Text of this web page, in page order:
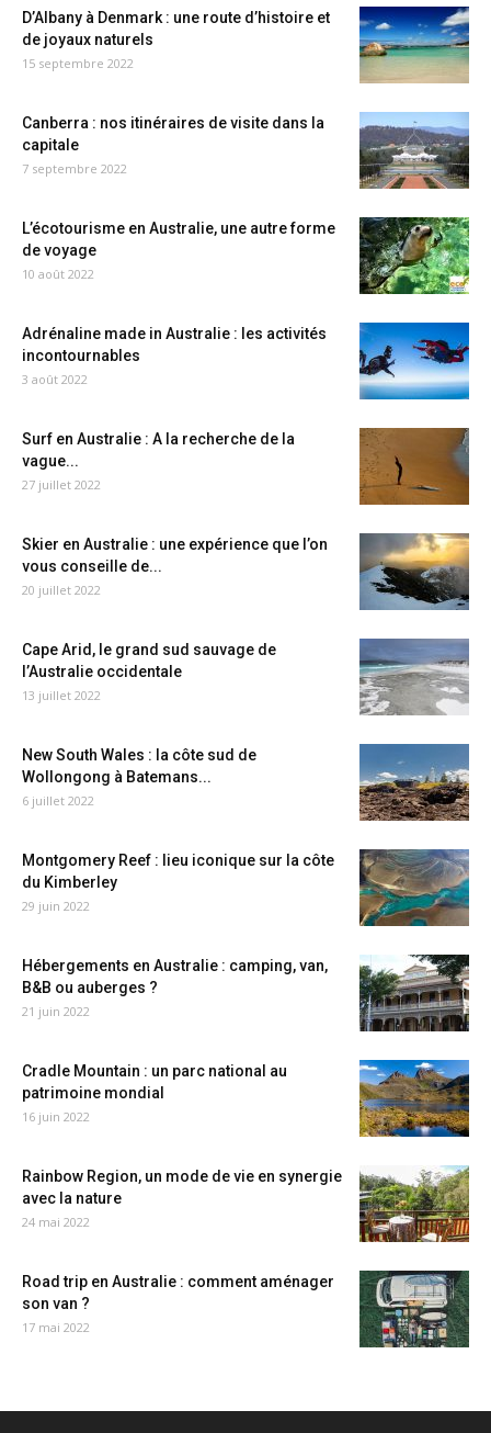
D’Albany à Denmark : une route d’histoire et
de joyaux naturels
15 septembre 2022
Canberra : nos itinéraires de visite dans la
capitale
7 septembre 2022
L’écotourisme en Australie, une autre forme
de voyage
10 août 2022
Adrénaline made in Australie : les activités
incontournables
3 août 2022
Surf en Australie : A la recherche de la
vague...
27 juillet 2022
Skier en Australie : une expérience que l’on
vous conseille de...
20 juillet 2022
Cape Arid, le grand sud sauvage de
l’Australie occidentale
13 juillet 2022
New South Wales : la côte sud de
Wollongong à Batemans...
6 juillet 2022
Montgomery Reef : lieu iconique sur la côte
du Kimberley
29 juin 2022
Hébergements en Australie : camping, van,
B&B ou auberges ?
21 juin 2022
Cradle Mountain : un parc national au
patrimoine mondial
16 juin 2022
Rainbow Region, un mode de vie en synergie
avec la nature
24 mai 2022
Road trip en Australie : comment aménager
son van ?
17 mai 2022